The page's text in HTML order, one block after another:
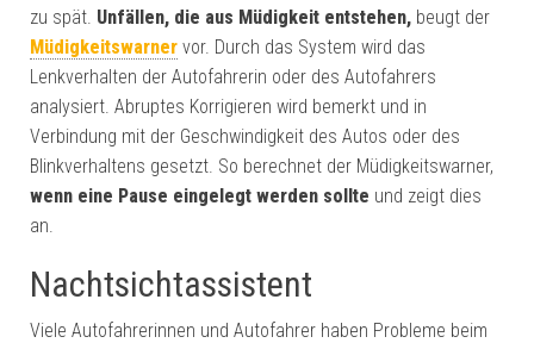
zu spät. Unfällen, die aus Müdigkeit entstehen, beugt der
Müdigkeitswarner vor. Durch das System wird das
Lenkverhalten der Autofahrerin oder des Autofahrers
analysiert. Abruptes Korrigieren wird bemerkt und in
Verbindung mit der Geschwindigkeit des Autos oder des
Blinkverhaltens gesetzt. So berechnet der Müdigkeitswarner,
wenn eine Pause eingelegt werden sollte und zeigt dies
an.
Nachtsichtassistent
Viele Autofahrerinnen und Autofahrer haben Probleme beim